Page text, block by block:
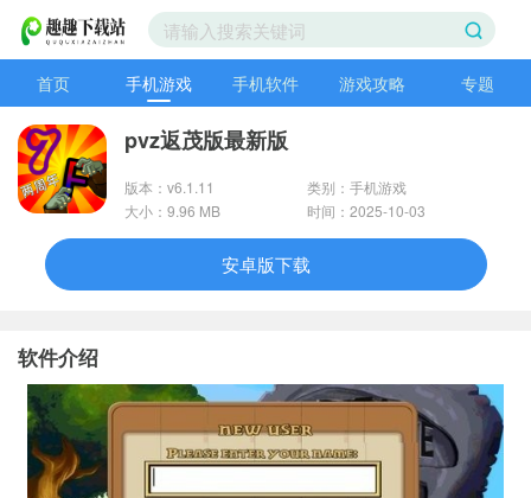
首页 手机游戏 手机软件 游戏攻略 专题
pvz返茂版最新版
版本：v6.1.11
类别：手机游戏
大小：9.96 MB
时间：2025-10-03
安卓版下载
软件介绍